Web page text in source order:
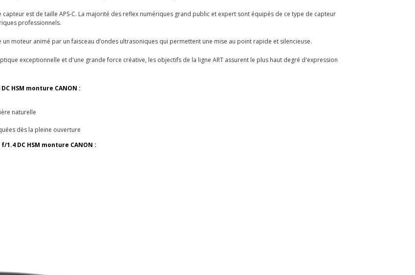
est de taille APS-C. La majorité des reflex numériques grand public et expert sont équipés de ce type de capteur
professionnels.
un moteur animé par un faisceau d’ondes ultrasoniques qui permettent une mise au point rapide et silencieuse.
exceptionnelle et d'une grande force créative, les objectifs de la ligne ART assurent le plus haut degré d'expression
HSM monture CANON :
naturelle
dès la pleine ouverture
DC HSM monture CANON :